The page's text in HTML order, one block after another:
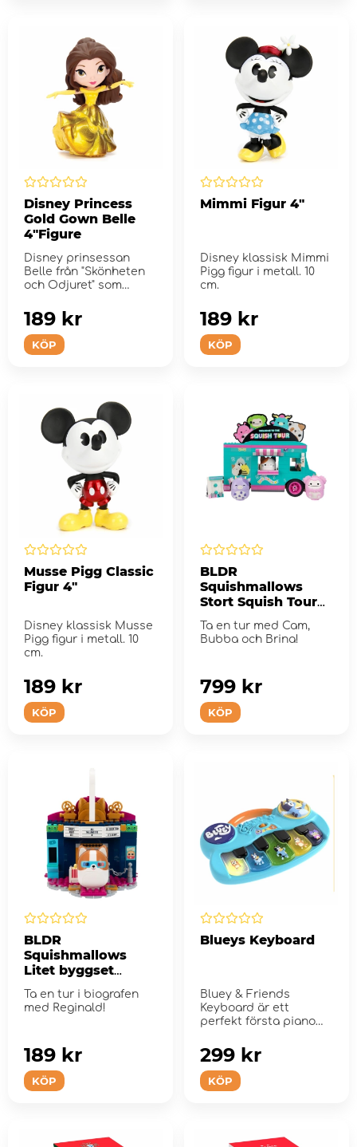
Disney Princess
Gold Gown Belle
4"Figure
Disney prinsessan
Belle från "Skönheten
och Odjuret" som
KÖP
189 kr
Mimmi Figur 4"
Disney klassisk Mimmi
Pigg figur i metall. 10
cm.
KÖP
189 kr
Musse Pigg Classic
Figur 4"
Disney klassisk Musse
Pigg figur i metall. 10
cm.
KÖP
189 kr
BLDR
Squishmallows
Stort Squish Tour
Van lekset
Ta en tur med Cam,
Bubba och Brina!
KÖP
799 kr
BLDR
Squishmallows
Litet byggset
Ta en tur i biografen
med Reginald!
KÖP
189 kr
Blueys Keyboard
Bluey & Friends
Keyboard är ett
perfekt första piano
KÖP
299 kr